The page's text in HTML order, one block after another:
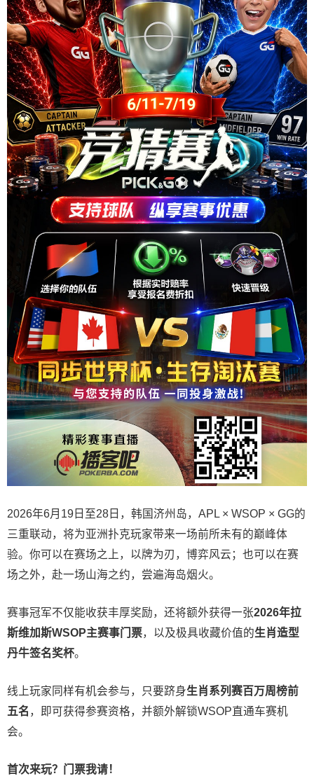
2026年6月19日至28日，韩国济州岛，APL × WSOP × GG的
三重联动，将为亚洲扑克玩家带来一场前所未有的巅峰体
验。 你可以在赛场之上，以牌为刃，博弈风云；也可以在赛
场之外，赴一场山海之约，尝遍海岛烟火。
赛事冠军不仅能收获丰厚奖励，还将额外获得一张2026年拉
斯维加斯WSOP主赛事门票，以及极具收藏价值的生肖造型
丹牛签名奖杯。
线上玩家同样有机会参与，只要跻身生肖系列赛百万周榜前
五名 ，即可获得参赛资格，并额外解锁WSOP直通车赛机
会。
首次来玩？门票我请！